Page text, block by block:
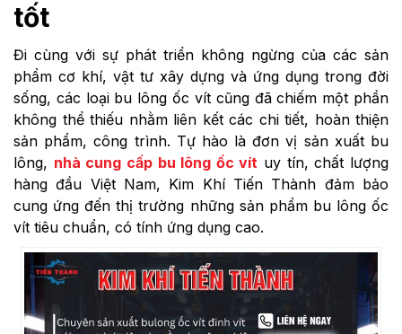
tốt
Đi cùng với sự phát triển không ngừng của các sản
phẩm cơ khí, vật tư xây dựng và ứng dụng trong đời
sống, các loại bu lông ốc vít cũng đã chiếm một phần
không thể thiếu nhằm liên kết các chi tiết, hoàn thiện
sản phẩm, công trình. Tự hào là đơn vị sản xuất bu
lông, nhà cung cấp bu lông ốc vít uy tín, chất lượng
hàng đầu Việt Nam, Kim Khí Tiến Thành đảm bảo
cung ứng đến thị trường những sản phẩm bu lông ốc
vít tiêu chuẩn, có tính ứng dụng cao.